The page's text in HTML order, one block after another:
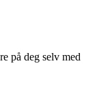
på deg selv med